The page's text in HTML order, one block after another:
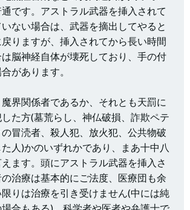
です。アストラル武器を挿入されて
ない場合は、武器を摘出してやると
りますが、挿入されてから長い時間
脳神経自体が壊死しており、手の付
があります。
界関係者であるか、それとも天罰に
た方(墓荒らし、神仏破損、詐欺ペテ
冒涜者、殺人犯、放火犯、公共物破
人)かのいずれかであり、まあ十中八
ます。頭にアストラル武器を挿入さ
治療は基本的にご法度、医療団も余
りは治療を引き受けません(中には純
合もある)。科学者や医者や弁護士で